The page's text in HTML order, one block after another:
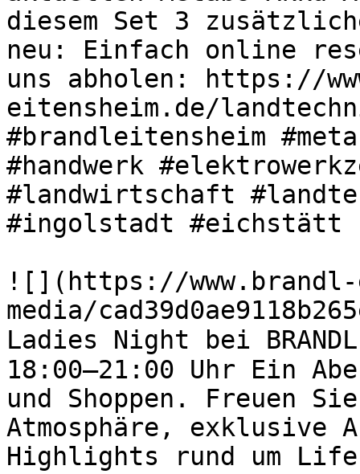
diesem Set 3
neu: Einfach online
uns abholen: https://
eitensheim.de/
#brandleitensheim
#handwerk
#landwirtschaft
#ingolstadt #eichstätt
![](https://
media/
Ladies Night bei
18:00–21:00 Uhr Ein
und Shoppen. Freuen
Atmosphäre, exklusive
Highlights rund um